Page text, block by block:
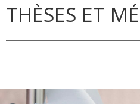
THÈSES ET